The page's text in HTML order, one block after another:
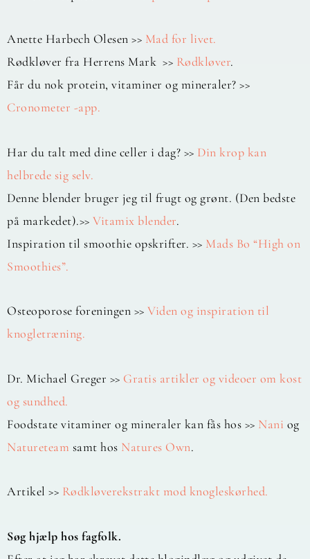
Anette Harbech Olesen >> Mad for livet.
Rødkløver fra Herrens Mark >> Rødkløver.
Får du nok protein, vitaminer og mineraler? >>
Cronometer -app.
Har du talt med dine celler i dag? >> Din krop kan
helbrede sig selv.
Denne blender bruger jeg til frugt og grønt. (Den bedste
på markedet).>> Vitamix blender.
Inspiration til smoothie opskrifter. >> Mads Bo “High on
Smoothies”.
Osteoporose foreningen >> Viden og inspiration til
knogletræning.
Dr. Michael Greger >> Gratis artikler og videoer om kost
og sundhed.
Foodstate vitaminer og mineraler kan fås hos >> Nani og
Natureteam samt hos Natures Own.
Artikel >> Rødkløverekstrakt mod knogleskørhed.
Søg hjælp hos fagfolk.